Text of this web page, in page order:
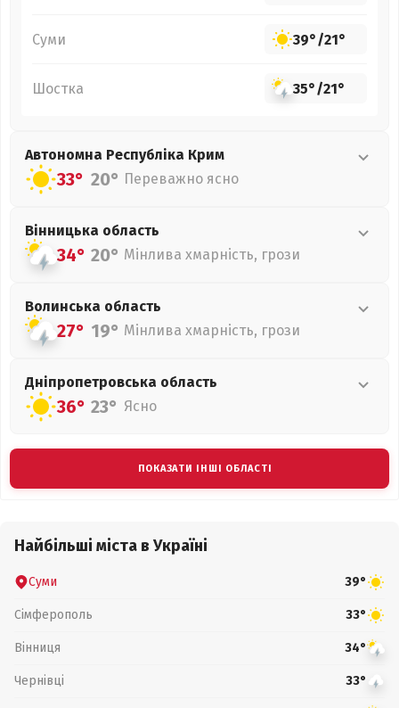
Суми 39°/21°
Шостка 35°/21°
Автономна Республіка Крим
33° 20° Переважно ясно
Вінницька область
34° 20° Мінлива хмарність, грози
Волинська область
27° 19° Мінлива хмарність, грози
Дніпропетровська область
36° 23° Ясно
ПОКАЗАТИ ІНШІ ОБЛАСТІ
Найбільші міста в Україні
Суми 39°
Сімферополь 33°
Вінниця 34°
Чернівці 33°